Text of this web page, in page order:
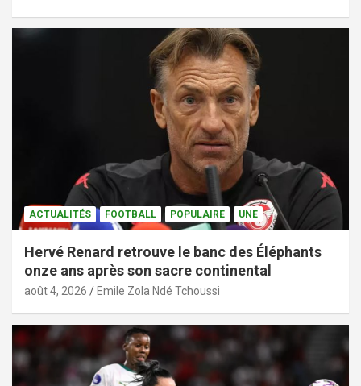
ACTUALITÉS FOOTBALL POPULAIRE UNE
Hervé Renard retrouve le banc des Éléphants
onze ans après son sacre continental
août 4, 2026 Emile Zola Ndé Tchoussi